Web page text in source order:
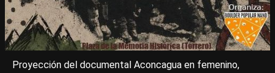
Proyección del documental Aconcagua en femenino,